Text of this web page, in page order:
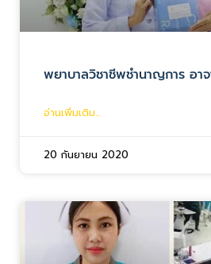
พยาบาลวิชาชีพชำนาญการ อ
อ่านเพิ่มเติม...
20 กันยายน 2020